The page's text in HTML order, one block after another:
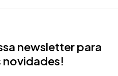
newsletter para
novidades!